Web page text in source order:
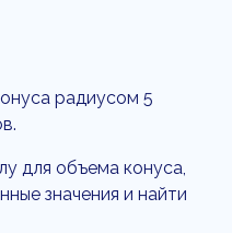
радиусом 5
для объема конуса,
значения и найти